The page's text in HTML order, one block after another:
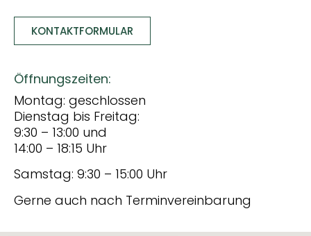
KONTAKTFORMULAR
Öffnungszeiten:
Montag: geschlossen
Dienstag bis Freitag:
9:30 – 13:00 und
14:00 – 18:15 Uhr
Samstag: 9:30 – 15:00 Uhr
Gerne auch nach Terminvereinbarung